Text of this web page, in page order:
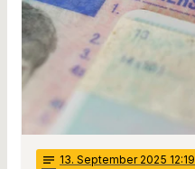
notes 13. September 2025 12:19